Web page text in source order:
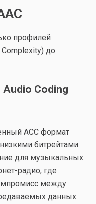
профилей
до
Audio Coding
ACC формат
битрейтами.
для музыкальных
радио, где
между
данных.